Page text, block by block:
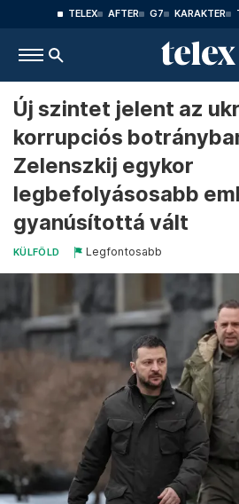
TELEX AFTER G7 KARAKTER
Új szintet jelent az
korrupciós
Zelenszkij egykor
legbefolyásosabb
gyanúsítottá vált
KÜLFÖLD Legfontosabb